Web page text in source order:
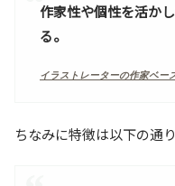
作家性や個性を活か
る。
イラストレーターの作家ベー
ちなみに特徴は以下の通り